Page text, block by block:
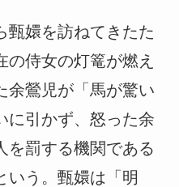
甄嬛を訪ねてきたた
の侍女の灯篭が燃え
余鶯児が「馬が驚い
に引かず、怒った余
を罰する機関である
いう。甄嬛は「明